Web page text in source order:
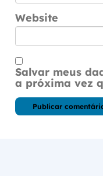
Website
Salvar meus
a próxima vez